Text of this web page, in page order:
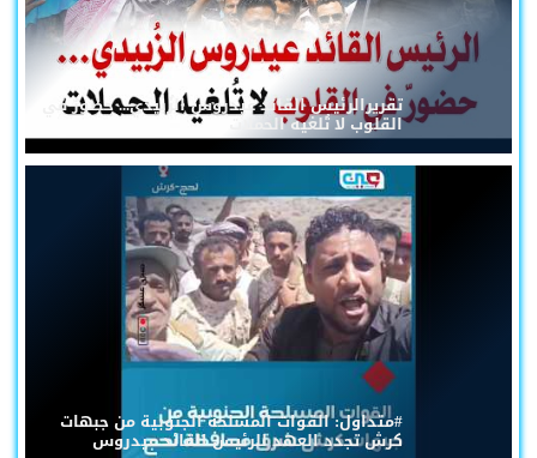
تقريرالرئيس القائد عيدروس الزُبيدي... حضورٌ في
القلوب لا تُلغيه الحملات
#متداول: القوات المسلحة الجنوبية من جبهات
كرش تجدد العهد للرئيس القائد عيدروس